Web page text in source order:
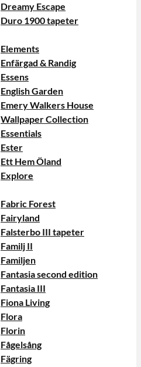
Dreamy Escape
Duro 1900 tapeter
Elements
Enfärgad & Randig
Essens
English Garden
Emery Walkers House
Wallpaper Collection
Essentials
Ester
Ett Hem Öland
Explore
Fabric Forest
Fairyland
Falsterbo III tapeter
Familj II
Familjen
Fantasia second edition
Fantasia III
Fiona Living
Flora
Florin
Fågelsång
Fägring